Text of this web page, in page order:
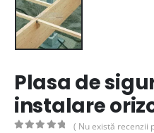
Plasa de
instalare
( Nu există recenzii